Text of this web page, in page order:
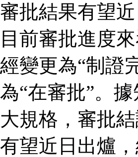
審批結果有望
目前審批進度
經變更為“制證
為“在審批”。
大規格，審批
有望近日出爐